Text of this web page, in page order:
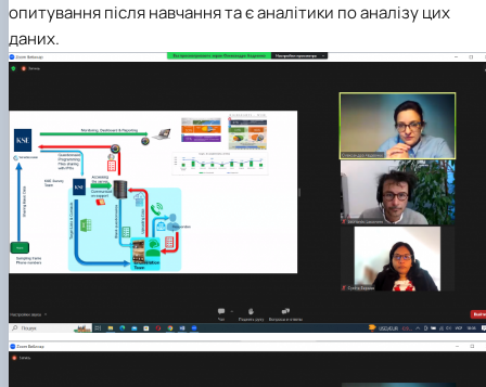
опитування після навчання та є аналітики по аналізу цих
даних.